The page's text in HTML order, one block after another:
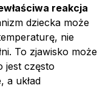
reakcja
dziecka może
nie
To zjawisko może
jest często
a układ